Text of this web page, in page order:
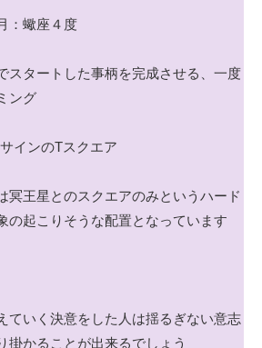
：蠍座４度
スタートした事柄を完成させる、一度
ング
インのTスクエア
冥王星とのスクエアのみというハード
の起こりそうな配置となっています
ていく決意をした人は揺るぎない意志
掛かることが出来るでしょう